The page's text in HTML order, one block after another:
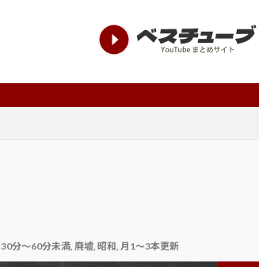
分～60分未満, 廃墟, 昭和, 月1～3本更新